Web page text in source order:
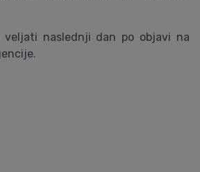
veljati naslednji dan po objavi na